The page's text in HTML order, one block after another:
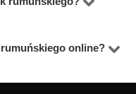
uwagę na stawkę
oraz
lekcję próbną (szukaj
zaczynają się od zł,
godzinę.Zoom lub Google
online?